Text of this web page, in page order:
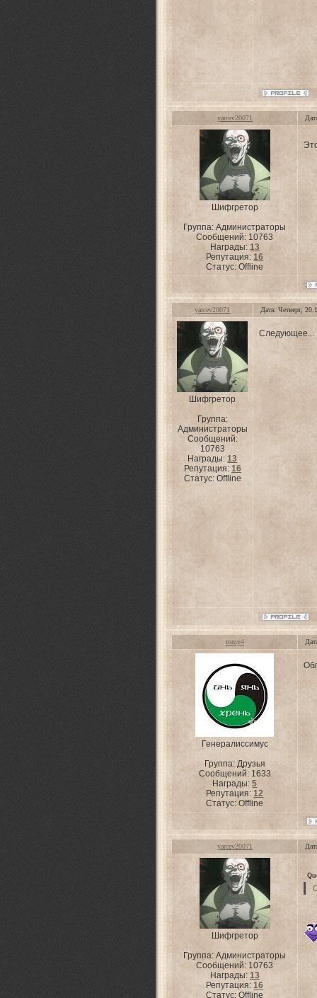
yarcev20071
Шифгретор
Группа: Администраторы
Сообщений: 10763
Награды: 13
Репутация:16
Статус:Offline
yarcev20071 Дата: Четверг,
Шифгретор
Группа:
Администраторы
Сообщений:
10763
Награды:13
Репутация: 16
Статус: Offline
Следующее...
romy4
Генералиссимус
Группа: Друзья
Сообщений: 1633
Награды:5
Репутация:12
Статус:Offline
yarcev20071
Шифгретор
Группа: Администраторы
Сообщений: 10763
Награды: 13
Репутация:16
Статус:Offline